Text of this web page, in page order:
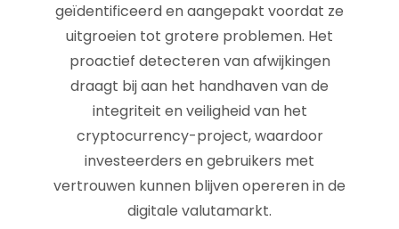
geïdentificeerd en aangepakt voordat ze
uitgroeien tot grotere problemen. Het
proactief detecteren van afwijkingen
draagt bij aan het handhaven van de
integriteit en veiligheid van het
cryptocurrency-project, waardoor
investeerders en gebruikers met
vertrouwen kunnen blijven opereren in de
digitale valutamarkt.